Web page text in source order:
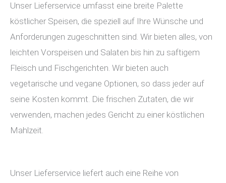
Unser Lieferservice umfasst eine breite Palette
köstlicher Speisen, die speziell auf Ihre Wünsche und
Anforderungen zugeschnitten sind. Wir bieten alles, von
leichten Vorspeisen und Salaten bis hin zu saftigem
Fleisch und Fischgerichten. Wir bieten auch
vegetarische und vegane Optionen, so dass jeder auf
seine Kosten kommt. Die frischen Zutaten, die wir
verwenden, machen jedes Gericht zu einer köstlichen
Mahlzeit.
Unser Lieferservice liefert auch eine Reihe von